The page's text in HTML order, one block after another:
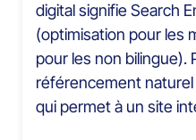
digital signifie Search
(optimisation pour les
pour les non bilingue).
référencement
qui permet à un site